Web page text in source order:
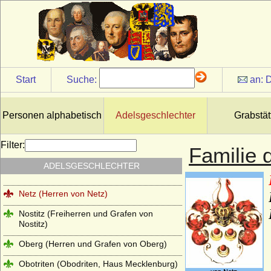
Start Suche: an:
Personen alphabetisch Adelsgeschlechter
Familie
Filter:
ADELSGESCHLECHTER
Moltke (Adelsfamilie von Moltke)
Montfort (Grafen von Montfort)
Montmartin (du Maz von Montmartin)
Mühlen (Die Herren von Mühlen)
Mülheim (auch: Mühlheim)
Münchhausen)
Neipperg (Reichsfreiherren und
Reichsgrafen von Neipperg)
Nesselrode (Herren, Reichsfreiherren und
Reichsgrafen von Nesselrode)
Netz (Herren von Netz)
Nostitz (Freiherren und Grafen von
Nostitz)
Oberg (Herren und Grafen von Oberg)
Obotriten (Obodriten, Haus Mecklenburg)